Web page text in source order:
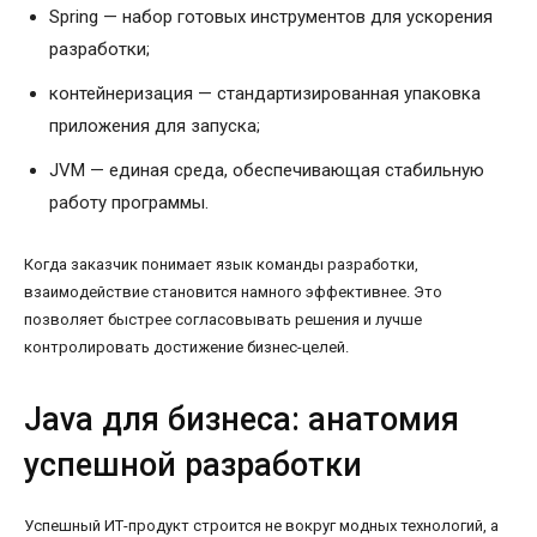
Spring — набор готовых инструментов для ускорения
разработки;
контейнеризация — стандартизированная упаковка
приложения для запуска;
JVM — единая среда, обеспечивающая стабильную
работу программы.
Когда заказчик понимает язык команды разработки,
взаимодействие становится намного эффективнее. Это
позволяет быстрее согласовывать решения и лучше
контролировать достижение бизнес-целей.
Java для бизнеса: анатомия
успешной разработки
Успешный ИТ-продукт строится не вокруг модных технологий, а